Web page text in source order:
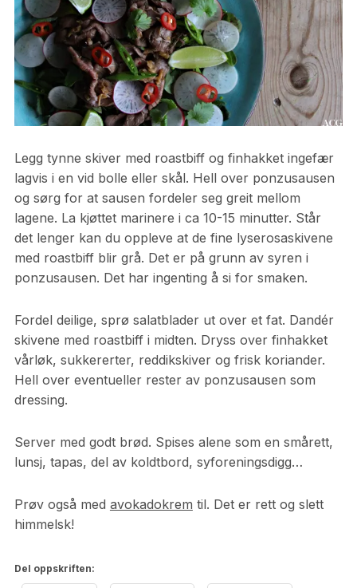
Legg tynne skiver med roastbiff og finhakket ingefær
lagvis i en vid bolle eller skål. Hell over ponzusausen
og sørg for at sausen fordeler seg greit mellom
lagene. La kjøttet marinere i ca 10-15 minutter. Står
det lenger kan du oppleve at de fine lyserosaskivene
med roastbiff blir grå. Det er på grunn av syren i
ponzusausen. Det har ingenting å si for smaken.
Fordel deilige, sprø salatblader ut over et fat. Dandér
skivene med roastbiff i midten. Dryss over finhakket
vårløk, sukkererter, reddikskiver og frisk koriander.
Hell over eventueller rester av ponzusausen som
dressing.
Server med godt brød. Spises alene som en smårett,
lunsj, tapas, del av koldtbord, syforeningsdigg…
Prøv også med avokadokrem til. Det er rett og slett
himmelsk!
Del oppskriften: